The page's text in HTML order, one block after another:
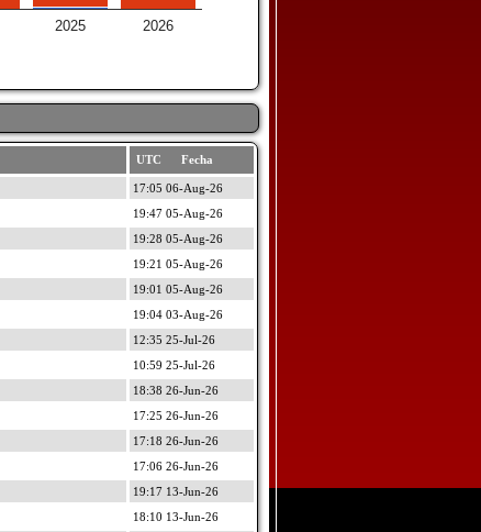
2025 2026
UTC Fecha
17:05 06-Aug-26
19:47 05-Aug-26
19:28 05-Aug-26
19:21 05-Aug-26
19:01 05-Aug-26
19:04 03-Aug-26
12:35 25-Jul-26
10:59 25-Jul-26
18:38 26-Jun-26
17:25 26-Jun-26
17:18 26-Jun-26
17:06 26-Jun-26
19:17 13-Jun-26
18:10 13-Jun-26